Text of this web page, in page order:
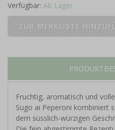
Verfügbar: Ab Lager
Fruchtig, aromatisch und
Sugo ai Peperoni kombiniert
dem süsslich-würzigen